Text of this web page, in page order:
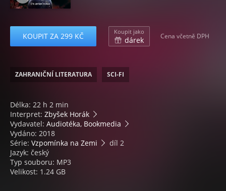
KOUPIT ZA 299 KČ Koupit jako
dárek Cena včetně DPH
ZAHRANIČNÍ LITERATURA SCI-FI
Délka: 22 h 2 min
Interpret: Zbyšek Horák
Vydavatel: Audiotéka, Bookmedia
Vydáno: 2018
Série: Vzpomínka na Zemi
díl 2
Jazyk: český
Typ souboru: MP3
Velikost: 1.24 GB